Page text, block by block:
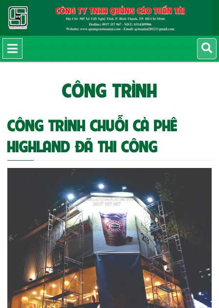
CÔNG TRÌNH
CÔNG TRÌNH CHUỖI CÀ PHÊ
HIGHLAND ĐÃ THI CÔNG